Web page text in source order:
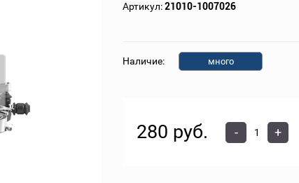
Артикул:21010-1007026
Наличие: много
280 руб. - +